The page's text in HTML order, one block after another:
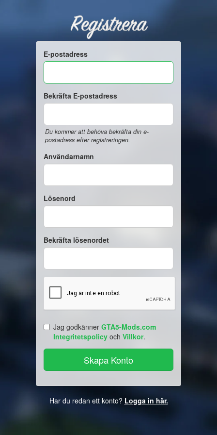
Registrera
E-postadress
Bekräfta E-postadress
Du kommer att behöva bekräfta din e-
postadress efter registreringen.
Användarnamn
Lösenord
Bekräfta lösenordet
Jag godkänner GTA5-Mods.com
Integritetspolicy och Villkor.
Har du redan ett konto? Logga in här.